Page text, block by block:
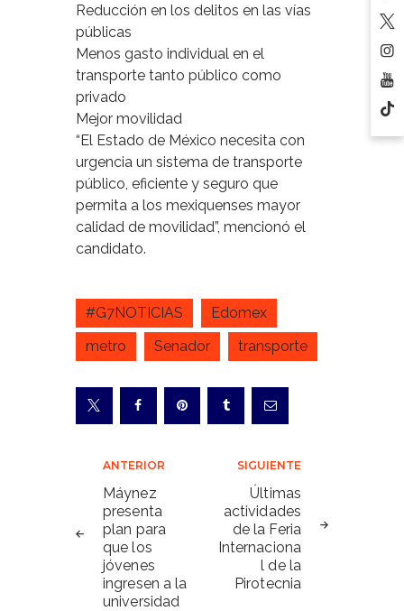
Reducción en los delitos en las vías
públicas
Menos gasto individual en el
transporte tanto público como
privado
Mejor movilidad
“El Estado de México necesita con
urgencia un sistema de transporte
público, eficiente y seguro que
permita a los mexiquenses mayor
calidad de movilidad”, mencionó el
candidato.
#G7NOTICIAS
Edomex
metro
Senador transporte
Navegación
de
entradas
ANTERIOR
Máynez
presenta
plan para
que los
jóvenes
ingresen a la
universidad
SIGUIENTE
Últimas
actividades
de la Feria
Internaciona
l de la
Pirotecnia